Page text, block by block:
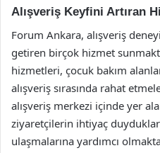
Alışveriş Keyfini Artıran
Forum Ankara, alışveriş
getiren birçok hizmet
hizmetleri, çocuk bakım
alışveriş sırasında rahat
alışveriş merkezi içinde yer
ziyaretçilerin ihtiyaç
ulaşmalarına yardımcı